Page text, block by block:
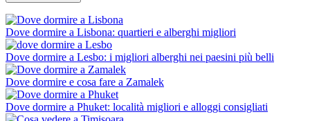
Dove dormire a Lisbona: quartieri e alberghi migliori
Dove dormire a Lesbo: i migliori alberghi nei paesini più belli
Dove dormire e cosa fare a Zamalek
Dove dormire a Phuket: località migliori e alloggi consigliati